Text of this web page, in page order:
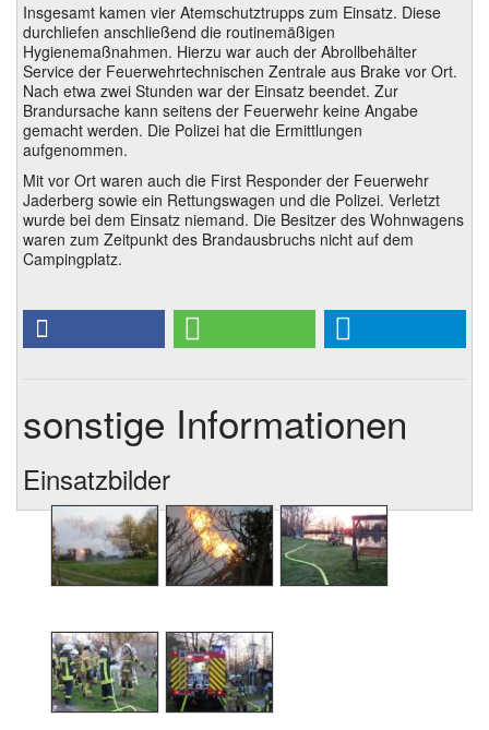
Insgesamt kamen vier Atemschutztrupps zum Einsatz. Diese
durchliefen anschließend die routinemäßigen
Hygienemaßnahmen. Hierzu war auch der Abrollbehälter
Service der Feuerwehrtechnischen Zentrale aus Brake vor Ort.
Nach etwa zwei Stunden war der Einsatz beendet. Zur
Brandursache kann seitens der Feuerwehr keine Angabe
gemacht werden. Die Polizei hat die Ermittlungen
aufgenommen.
Mit vor Ort waren auch die First Responder der Feuerwehr
Jaderberg sowie ein Rettungswagen und die Polizei. Verletzt
wurde bei dem Einsatz niemand. Die Besitzer des Wohnwagens
waren zum Zeitpunkt des Brandausbruchs nicht auf dem
Campingplatz.
sonstige Informationen
Einsatzbilder